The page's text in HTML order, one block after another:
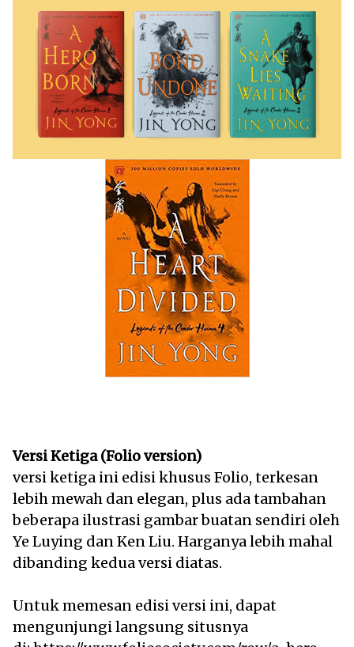
Versi Ketiga (Folio version)
versi ketiga ini edisi khusus Folio, terkesan
lebih mewah dan elegan, plus ada tambahan
beberapa ilustrasi gambar buatan sendiri oleh
Ye Luying dan Ken Liu. Harganya lebih mahal
dibanding kedua versi diatas.
Untuk memesan edisi versi ini, dapat
mengunjungi langsung situsnya